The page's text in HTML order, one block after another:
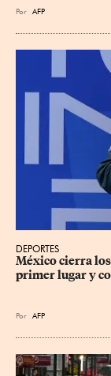
Por AFP
DEPORTES
México cierra
primer lugar y
Por AFP